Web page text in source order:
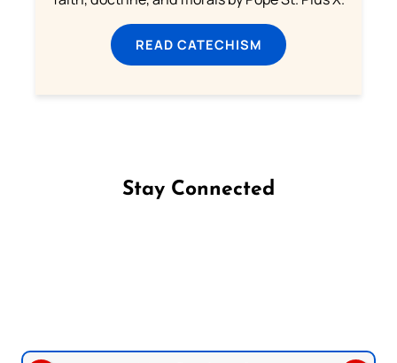
READ CATECHISM
Stay Connected